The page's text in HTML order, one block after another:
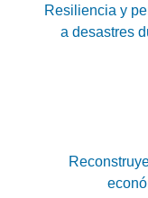
Resiliencia y
a desastres